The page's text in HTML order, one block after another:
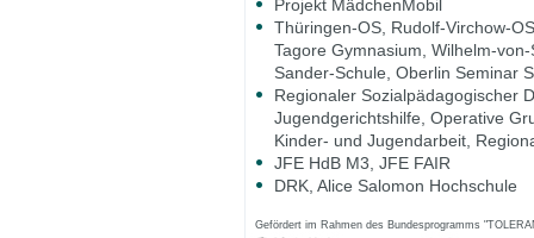
Projekt MädchenMobil
Thüringen-OS, Rudolf-Virchow-
Tagore Gymnasium, Wilhelm-
Sander-Schule, Oberlin Seminar
Regionaler Sozialpädagogischer
Jugendgerichtshilfe, Operative
Kinder- und Jugendarbeit,
JFE HdB M3, JFE FAIR
DRK, Alice Salomon Hochschule
Gefördert im Rahmen des Bundesprogramms